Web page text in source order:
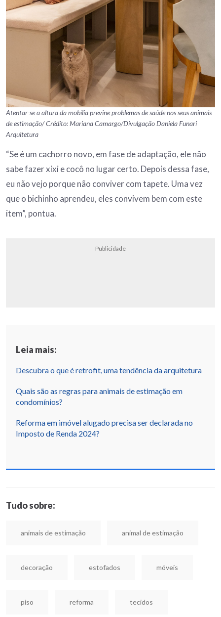
Atentar-se a altura da mobília previne problemas de saúde nos seus animais
de estimação/ Crédito: Mariana Camargo/Divulgação Daniela Funari
Arquitetura
“Se é um cachorro novo, em fase de adaptação, ele não
sabe fazer xixi e cocô no lugar certo. Depois dessa fase,
eu não vejo porque não conviver com tapete. Uma vez
que o bichinho aprendeu, eles convivem bem com este
item”, pontua.
Publicidade
Leia mais:
Descubra o que é retrofit, uma tendência da arquitetura
Quais são as regras para animais de estimação em
condomínios?
Reforma em imóvel alugado precisa ser declarada no
Imposto de Renda 2024?
Tudo sobre:
animais de estimação animal de estimação
decoração estofados móveis
piso reforma tecidos